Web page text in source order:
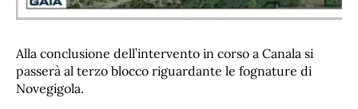
Alla conclusione dell’intervento in corso a Canala si
passerà al terzo blocco riguardante le fognature di
Novegigola.